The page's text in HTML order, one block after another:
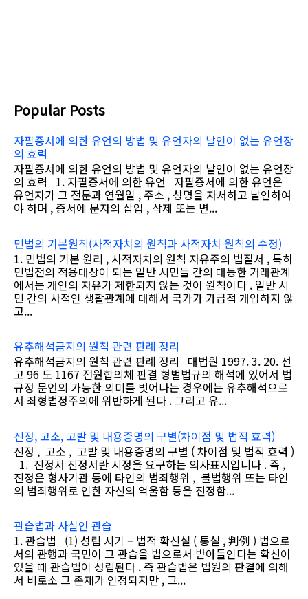
Popular Posts
자필증서에 의한 유언의 방법 및 유언자의 날인이 없는 유언장
의 효력
자필증서에 의한 유언의 방법 및 유언자의 날인이 없는 유언장
의 효력 1. 자필증서에 의한 유언 자필증서에 의한 유언은
유언자가 그 전문과 연월일 , 주소 , 성명을 자서하고 날인하여
야 하며 , 증서에 문자의 삽입 , 삭제 또는 변...
민법의 기본원칙(사적자치의 원칙과 사적자치 원칙의 수정)
1. 민법의 기본 원리 , 사적자치의 원칙 자유주의 법질서 , 특히
민법전의 적용대상이 되는 일반 시민들 간의 대등한 거래관계
에서는 개인의 자유가 제한되지 않는 것이 원칙이다 . 일반 시
민 간의 사적인 생활관계에 대해서 국가가 가급적 개입하지 않
고...
유추해석금지의 원칙 관련 판례 정리
유추해석금지의 원칙 관련 판례 정리 대법원 1997. 3. 20. 선
고 96 도 1167 전원합의체 판결 형벌법규의 해석에 있어서 법
규정 문언의 가능한 의미를 벗어나는 경우에는 유추해석으로
서 죄형법정주의에 위반하게 된다 . 그리고 유...
진정, 고소, 고발 및 내용증명의 구별(차이점 및 법적 효력)
진정 , 고소 , 고발 및 내용증명의 구별 ( 차이점 및 법적 효력 )
1. 진정서 진정서란 시정을 요구하는 의사표시입니다 . 즉 ,
진정은 형사기관 등에 타인의 범죄행위 , 불법행위 또는 타인
의 범죄행위로 인한 자신의 억울함 등을 진정함...
관습법과 사실인 관습
1. 관습법 (1) 성립 시기 – 법적 확신설 ( 통설 , 判例 ) 법으로
서의 관행과 국민이 그 관습을 법으로서 받아들인다는 확신이
있을 때 관습법이 성립된다 . 즉 관습법은 법원의 판결에 의해
서 비로소 그 존재가 인정되지만 , 그...